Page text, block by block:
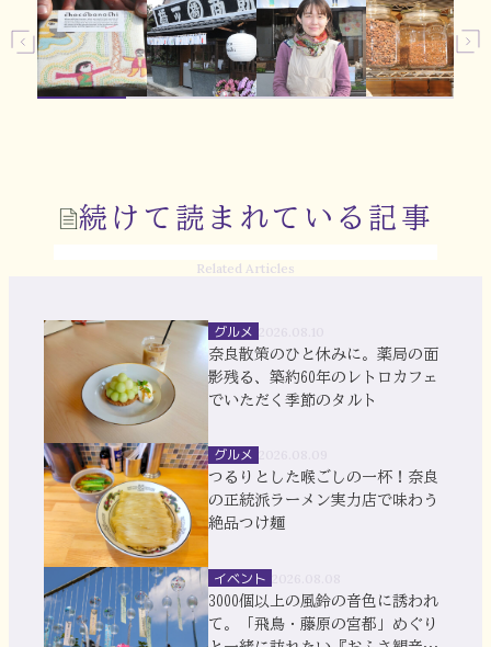
続けて読まれている記事
Related Articles
グルメ
奈良散策のひと休みに。薬局の面
影残る、築約60年のレトロカフェ
でいただく季節のタルト
グルメ
つるりとした喉ごしの一杯！奈良
の正統派ラーメン実力店で味わう
絶品つけ麺
イベント
3000個以上の風鈴の音色に誘われ
て。「飛鳥・藤原の宮都」めぐり